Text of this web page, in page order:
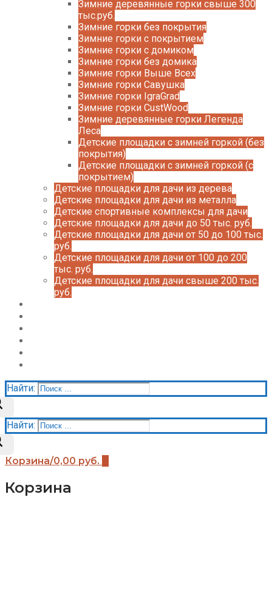
Зимние деревянные горки свыше 300
тыс.руб.
Зимние горки без покрытия
Зимние горки с покрытием
Зимние горки с домиком
Зимние горки без домика
Зимние горки Выше Всех
Зимние горки Савушка
Зимние горки IgraGrad
Зимние горки CustWood
Зимние деревянные горки Легенда
Леса
Детские площадки с зимней горкой (без
покрытия)
Детские площадки с зимней горкой (с
покрытием)
Детские площадки для дачи из дерева
Детские площадки для дачи из металла
Детские спортивные комплексы для дачи
Детские площадки для дачи до 50 тыс. руб.
Детские площадки для дачи от 50 до 100 тыс.
руб.
Детские площадки для дачи от 100 до 200
тыс. руб.
Детские площадки для дачи свыше 200 тыс.
руб.
Найти:
Найти:
Корзина/0,00 руб.
Корзина